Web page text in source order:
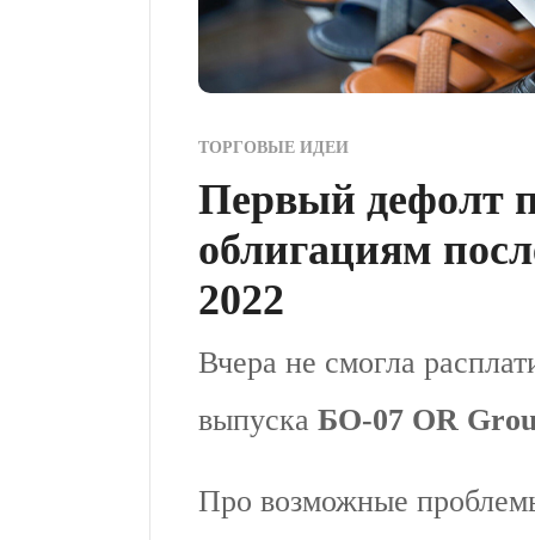
ТОРГОВЫЕ ИДЕИ
Первый дефолт
облигациям
2022
Вчера не смогла
выпуска БО-07 OR
Про возможные